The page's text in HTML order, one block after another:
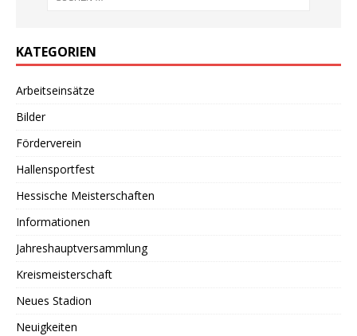
KATEGORIEN
Arbeitseinsätze
Bilder
Förderverein
Hallensportfest
Hessische Meisterschaften
Informationen
Jahreshauptversammlung
Kreismeisterschaft
Neues Stadion
Neuigkeiten